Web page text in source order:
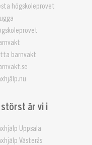
högskoleprovet
barnvakt
störst är vi i
Uppsala
Västerås